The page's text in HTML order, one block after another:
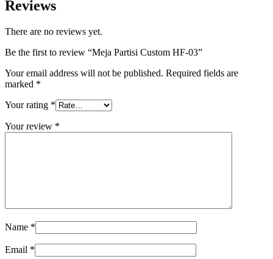
Reviews
There are no reviews yet.
Be the first to review “Meja Partisi Custom HF-03”
Your email address will not be published. Required fields are
marked *
Your rating *
Your review *
Name *
Email *